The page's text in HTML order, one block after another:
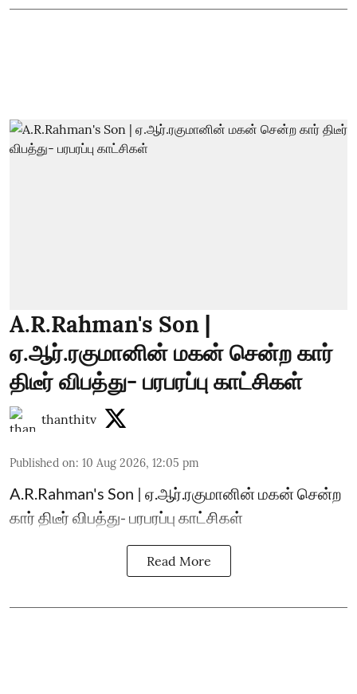
A.R.Rahman's Son |
ஏ.ஆர்.ரகுமானின் மகன் சென்ற கார்
திடீர் விபத்து- பரபரப்பு காட்சிகள்
thanthitv
Published on: 10 Aug 2026, 12:05 pm
A.R.Rahman's Son | ஏ.ஆர்.ரகுமானின் மகன் சென்ற
கார் திடீர் விபத்து- பரபரப்பு காட்சிகள்
Read More